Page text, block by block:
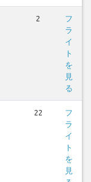
2
フ
ラ
イ
ト
を
見
る
22
フ
ラ
イ
ト
を
見